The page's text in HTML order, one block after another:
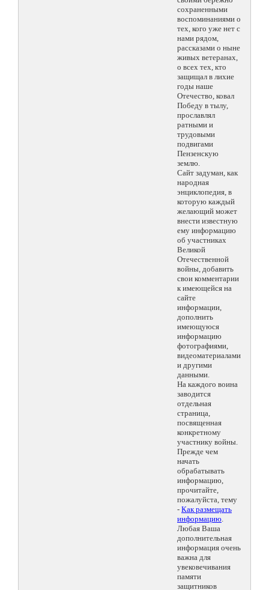
сохраненными
воспоминаниями о
тех, кого уже нет с
нами рядом,
рассказами о ныне
живых ветеранах,
о всех тех, кто
защищал в лихие
годы наше
Отечество, ковал
Победу в тылу,
прославлял
ратными и
трудовыми
подвигами
Пензенскую
землю.
Сайт задуман, как
народная
энциклопедия, в
которую каждый
желающий может
внести известную
ему информацию
об участниках
Великой
Отечественной
войны, добавить
свои комментарии
к имеющейся на
сайте
информации,
дополнить
имеющуюся
информацию
фотографиями,
видеоматериалами
и другими
данными.
На каждого воина
заводится
отдельная
страница,
посвященная
конкретному
участнику войны.
Прежде чем
начать
обрабатывать
информацию,
прочитайте,
пожалуйста, тему
- Как размещать
информацию.
Любая Ваша
дополнительная
информация очень
важна для
увековечивания
памяти
защитников